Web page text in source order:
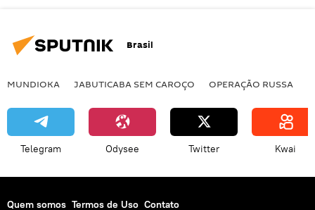
Brasil
MUNDIOKA JABUTICABA SEM CAROÇO OPERAÇÃO RUSSA
Telegram Odysee Twitter Kwai
Quem somos Termos de Uso Contato